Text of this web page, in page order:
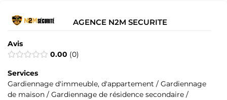
AGENCE N2M SECURITE
Avis
0.00 0
Services
Gardiennage d'immeuble, d'appartement / Gardiennage
de maison / Gardiennage de résidence secondaire /